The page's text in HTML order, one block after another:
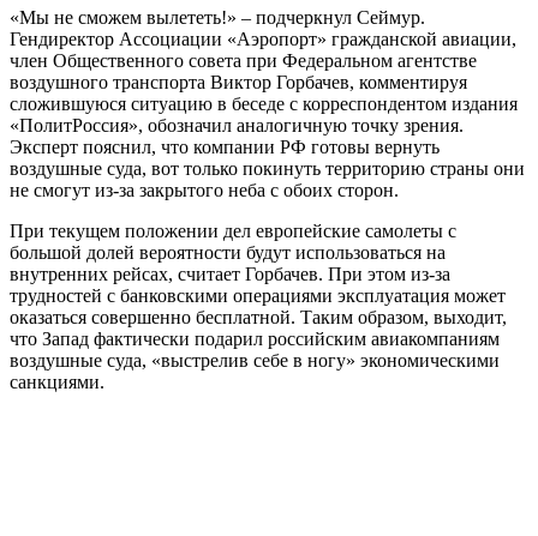
«Мы не сможем вылететь!» – подчеркнул Сеймур.
Гендиректор Ассоциации «Аэропорт» гражданской авиации,
член Общественного совета при Федеральном агентстве
воздушного транспорта Виктор Горбачев, комментируя
сложившуюся ситуацию в беседе с корреспондентом издания
«ПолитРоссия», обозначил аналогичную точку зрения.
Эксперт пояснил, что компании РФ готовы вернуть
воздушные суда, вот только покинуть территорию страны они
не смогут из-за закрытого неба с обоих сторон.
При текущем положении дел европейские самолеты с
большой долей вероятности будут использоваться на
внутренних рейсах, считает Горбачев. При этом из-за
трудностей с банковскими операциями эксплуатация может
оказаться совершенно бесплатной. Таким образом, выходит,
что Запад фактически подарил российским авиакомпаниям
воздушные суда, «выстрелив себе в ногу» экономическими
санкциями.